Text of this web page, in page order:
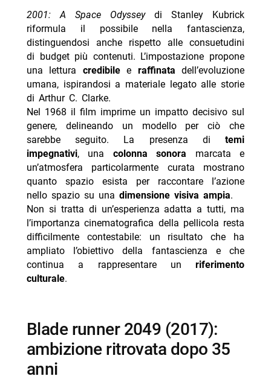
2001: A Space Odysseydi Stanley Kubrick
riformula il possibile nella fantascienza,
distinguendosi anche rispetto alle consuetudini
di budget più contenuti. L’impostazione propone
una lettura credibilee raffinata dell’evoluzione
umana, ispirandosi a materiale legato alle storie
di Arthur C. Clarke.
Nel 1968 il film imprime un impatto decisivo sul
genere, delineando un modello per ciò che
sarebbe seguito. La presenza ditemi
impegnativi, una colonna sonora marcata e
un’atmosfera particolarmente curata mostrano
quanto spazio esista per raccontare l’azione
nello spazio su una dimensione visiva ampia.
Non si tratta di un’esperienza adatta a tutti, ma
l’importanza cinematografica della pellicola resta
difficilmente contestabile: un risultato che ha
ampliato l’obiettivo della fantascienza e che
continua a rappresentare unriferimento
culturale.
blade runner 2049 (2017):
ambizione ritrovata dopo 35
anni